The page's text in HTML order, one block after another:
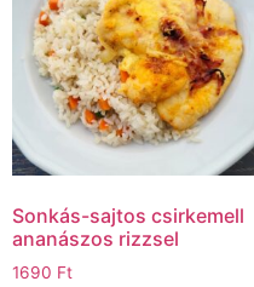
Sonkás-sajtos csirkemell
ananászos rizzsel
1690 Ft